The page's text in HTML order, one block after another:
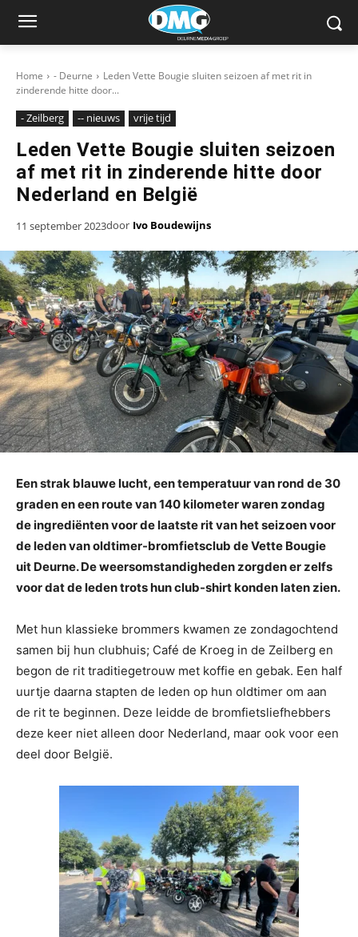
Home - Deurne
Leden Vette Bougie sluiten seizoen af met rit in
zinderende hitte door...
- Zeilberg -- nieuws vrije tijd
Leden Vette Bougie sluiten seizoen
af met rit in zinderende hitte door
Nederland en België
11 september 2023door Ivo Boudewijns
Een strak blauwe lucht, een temperatuur van rond de 30
graden en een route van 140 kilometer waren zondag
de ingrediënten voor de laatste rit van het seizoen voor
de leden van oldtimer-bromfietsclub de Vette Bougie
uit Deurne. De weersomstandigheden zorgden er zelfs
voor dat de leden trots hun club-shirt konden laten zien.
Met hun klassieke brommers kwamen ze zondagochtend
samen bij hun clubhuis; Café de Kroeg in de Zeilberg en
begon de rit traditiegetrouw met koffie en gebak. Een half
uurtje daarna stapten de leden op hun oldtimer om aan
de rit te beginnen. Deze leidde de bromfietsliefhebbers
deze keer niet alleen door Nederland, maar ook voor een
deel door België.